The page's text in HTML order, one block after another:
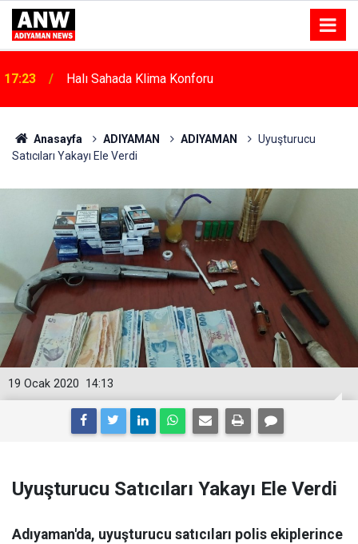
17:18 Depremde Azalan Derslik Sayısı Yeni Okullarla Arttı
Anasayfa ADIYAMAN ADIYAMAN
Uyuşturucu
Satıcıları Yakayı Ele Verdi
14:13
19 Ocak 2020
Uyuşturucu Satıcıları Yakayı Ele Verdi
Adıyaman'da, uyuşturucu satıcıları polis ekiplerince